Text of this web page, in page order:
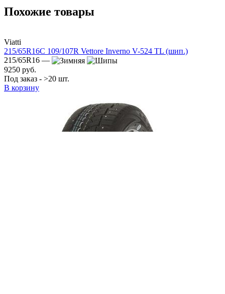
Похожие товары
Viatti
215/65R16C 109/107R Vettore Inverno V-524 TL (шип.)
215/65R16 —
9250 руб.
Под заказ - >20 шт.
В корзину